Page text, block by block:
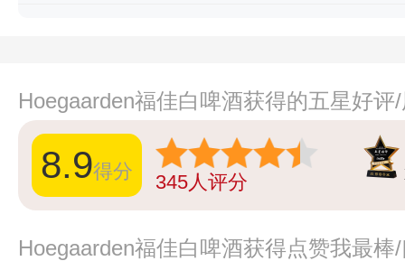
Hoegaarden福佳白啤酒获得的五星好评
8.9得分 345人评分
Hoegaarden福佳白啤酒获得点赞我最棒